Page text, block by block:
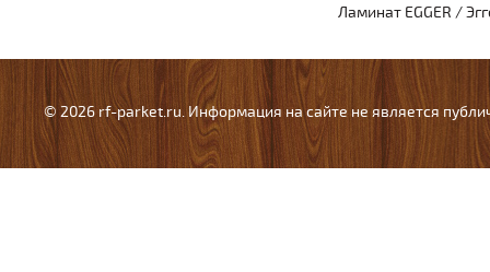
Ламинат EGGER /
© 2026 rf-parket.ru. Информация на сайте не является